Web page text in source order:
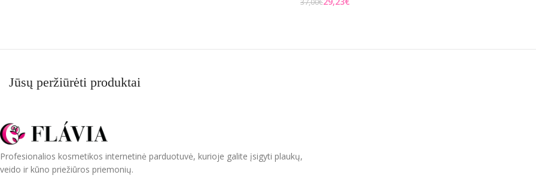
Jūsų peržiūrėti produktai
Profesionalios kosmetikos internetinė parduotuvė, kurioje galite įsigyti plaukų,
veido ir kūno priežiūros priemonių.